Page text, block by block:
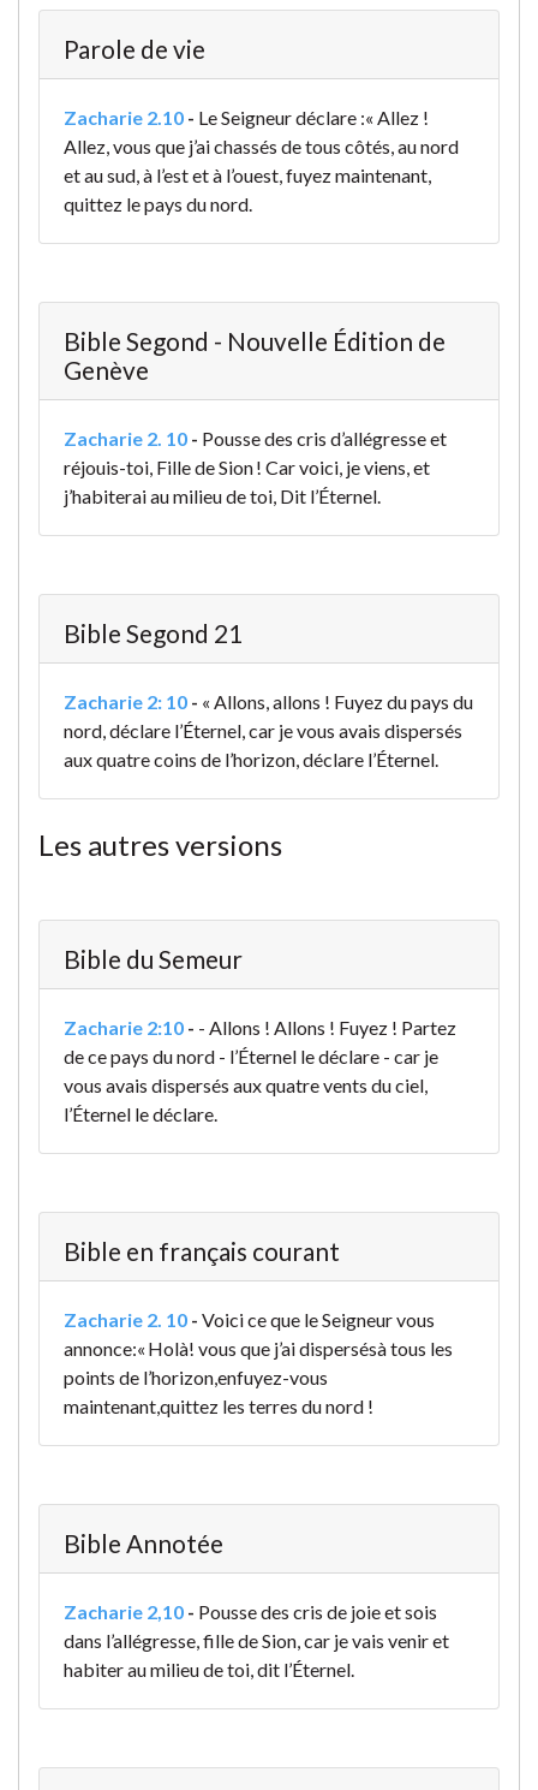
Parole de vie
Zacharie 2.10 - Le Seigneur déclare :« Allez !
Allez,vous que j’ai chassés de tous côtés,au nord
et au sud,à l’est et à l’ouest,fuyez maintenant,
quittez le pays du nord.
Bible Segond - Nouvelle Édition de
Genève
Zacharie 2. 10 - Pousse des cris d’allégresse et
réjouis-toi, Fille de Sion ! Car voici, je viens, et
j’habiterai au milieu de toi, Dit l’Éternel.
Bible Segond 21
Zacharie 2: 10 - « Allons, allons ! Fuyez du pays du
nord, déclare l’Éternel, car je vous avais dispersés
aux quatre coins de l’horizon, déclare l’Éternel.
Les autres versions
Bible du Semeur
Zacharie 2:10 - - Allons ! Allons ! Fuyez ! Partez
de ce pays du nord - l’Éternel le déclare - car je
vous avais dispersés aux quatre vents du ciel,
l’Éternel le déclare.
Bible en français courant
Zacharie 2. 10 - Voici ce que le Seigneur vous
annonce:« Holà! vous que j’ai dispersésà tous les
points de l’horizon,enfuyez-vous
maintenant,quittez les terres du nord !
Bible Annotée
Zacharie 2,10 - Pousse des cris de joie et sois
dans l’allégresse, fille de Sion, car je vais venir et
habiter au milieu de toi, dit l’Éternel.